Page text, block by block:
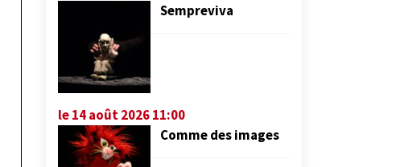
Sempreviva
le 14 août 2026 11:00
Comme des images